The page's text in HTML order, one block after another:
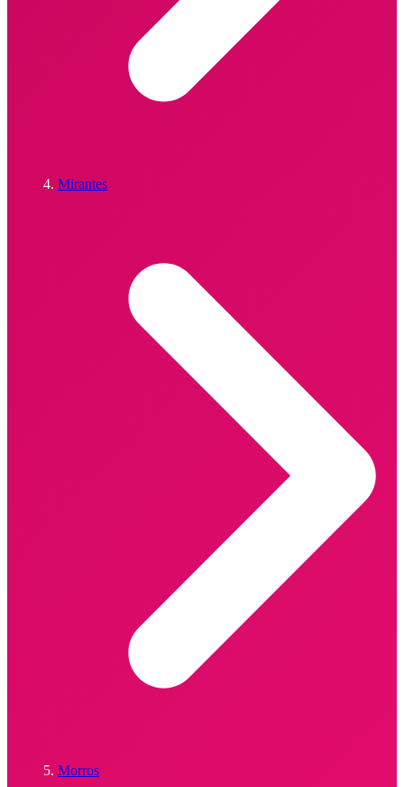
Mirantes
Morros